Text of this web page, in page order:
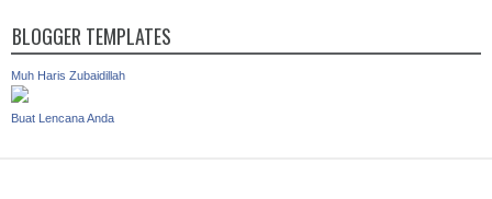
BLOGGER TEMPLATES
Muh Haris Zubaidillah
Buat Lencana Anda